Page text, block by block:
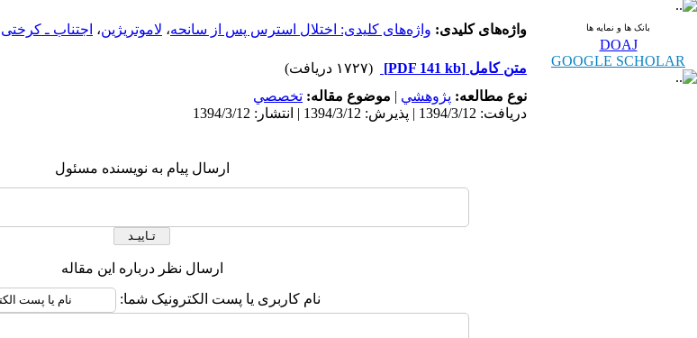
بانک ها و نمایه ها
DOAJ
GOOGLE SCHOLAR
واژه‌های کلیدی: واژه‌های کلیدی: اختلال استرس پس از سانحه، لاموتریژین، اجتناب ـ‌ کرختی
متن کامل [PDF 141 kb]
(۱۷۲۷ دریافت)
نوع مطالعه: پژوهشي | موضوع مقاله: تخصصي
دریافت: 1394/3/12 | پذیرش: 1394/3/12 | انتشار: 1394/3/12
ارسال پیام به نویسنده مسئول
ارسال نظر درباره این مقاله
نام کاربری یا پست الکترونیک شما: